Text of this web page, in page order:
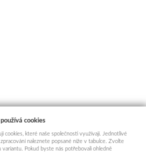
cookies
cookies, které naše společnosti využívají. Jednotlivé
naleznete popsané níže v tabulce. Zvolte
variantu. Pokud byste nás potřebovali ohledně